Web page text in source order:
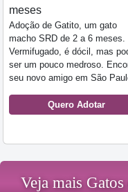
meses
Adoção de Gatito, um gato
macho SRD de 2 a 6 meses.
Vermifugado, é dócil, mas
ser um pouco medroso.
seu novo amigo em São
Quero Adotar
Veja mais